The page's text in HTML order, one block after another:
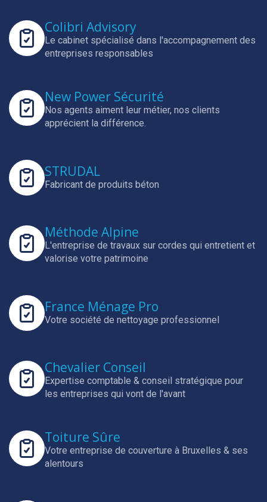
Colibri Advisory
Le cabinet spécialisé dans l'accompagnement des
entreprises responsables
New Power Sécurité
Nos agents aiment leur métier, nos clients
apprécient la différence.
STRUDAL
Fabricant de produits béton
Méthode Alpine
L'entreprise de travaux sur cordes qui entretient et
valorise votre patrimoine
France Ménage Pro
Votre société de nettoyage professionnel
Chevalier Conseil
Expertise comptable & conseil stratégique pour
les entreprises qui vont de l'avant
Toiture Sûre
Votre entreprise de couverture à Bruxelles & ses
alentours